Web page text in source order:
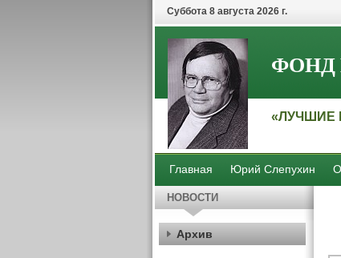
Суббота 8 августа 2026 г.
ФОНД
«ЛУЧШИЕ
Главная Юрий Слепухин
НОВОСТИ
Архив